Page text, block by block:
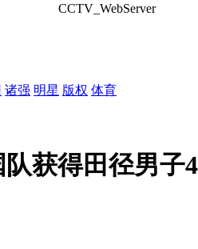
CCTV_WebServer
诸强 明星 版权 体育
获得田径男子